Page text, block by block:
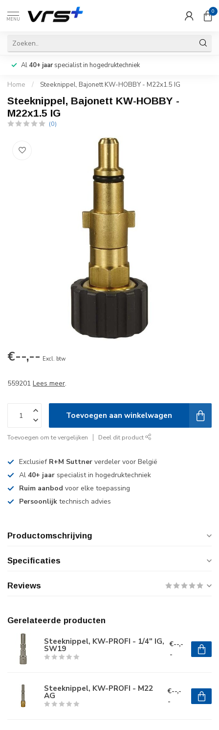
MENU
0
Al 40+ jaarspecialist in hogedruktechniek
Home / Steeknippel, Bajonett KW-HOBBY - M22x1.5 IG
Steeknippel, Bajonett KW-HOBBY -
M22x1.5 IG
(0)
€--,-- Excl. btw
559201 Lees meer.
Toevoegen aan winkelwagen
Toevoegen om te vergelijken Deel dit product
Exclusief R+M Suttner verdeler voor België
Al 40+ jaar specialist in hogedruktechniek
Ruim aanbod voor elke toepassing
Persoonlijk technisch advies
Productomschrijving
Specificaties
Reviews
Gerelateerde producten
Steeknippel, KW-PROFI - 1/4" IG,
SW19
€--,-
-
Steeknippel, KW-PROFI - M22
AG
€--,-
-